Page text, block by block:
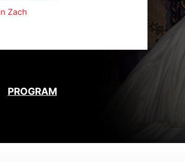
Zach
PROGRAM